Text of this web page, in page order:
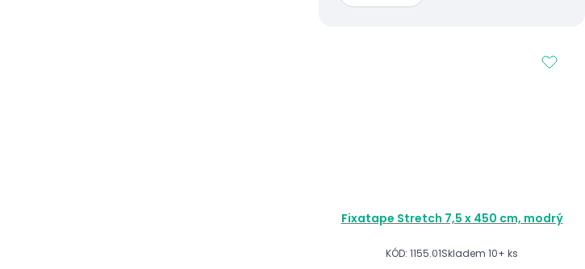
Fixatape Stretch 7,5 x 450 cm, modrý
KÓD: 1155.01Skladem 10+ ks